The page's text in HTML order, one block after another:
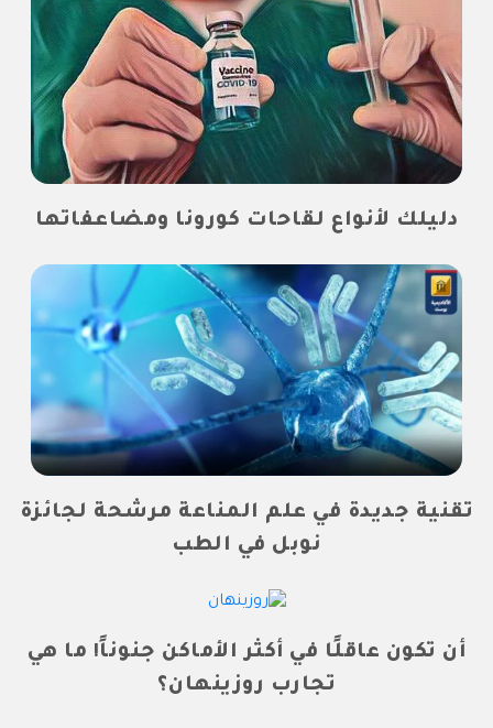
دليلك لأنواع لقاحات كورونا ومضاعفاتها
تقنية جديدة في علم المناعة مرشحة لجائزة
نوبل في الطب
أن تكون عاقلًا في أكثر الأماكن جنوناً! ما هي
تجارب روزينهان؟